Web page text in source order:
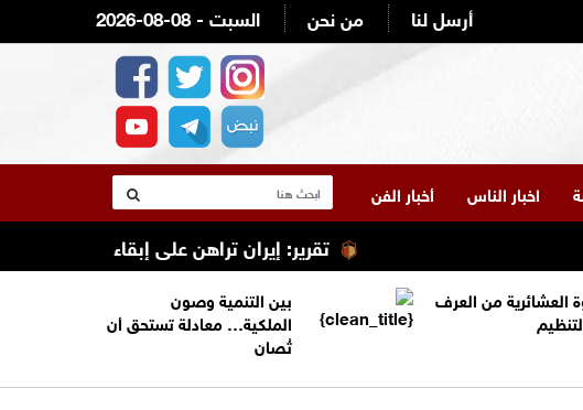
2026-08-08 - السبت من نحن أرسل لنا
اخبار الناس أخبار الفن
تقرير: إيران تراهن على إبقاء ترامب عالقًا
العشائرية من العرف
بين التنمية وصون
الملكية… معادلة تستحق أن
تُصان